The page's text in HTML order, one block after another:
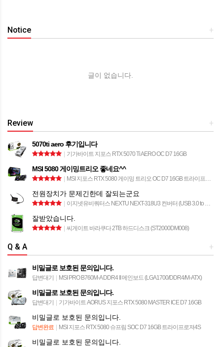
+
Notice
글이 없습니다.
+
Review
5070ti aero 후기입니다
기가바이트 지포스 RTX 5070 Ti AERO OC D7 16GB
MSI 5080 게이밍트리오 좋네요^^
MSI 지포스 RTX 5080 게이밍 트리오 OC D7 16GB 트라이프로져4
전원장치가 문제긴한데 잘되는군요
이지넷유비쿼터스 NEXTU NEXT-318U3 컨버터 (USB 3.0 to SATA)
잘받았습니다.
씨게이트 바라쿠다 2TB 하드디스크 (ST2000DM008)
+
Q & A
비밀글로 보호된 문의입니다.
답변대기 MSI PRO B760M-A DDR4 II 메인보드 (LGA1700/DDR4/M-ATX)
비밀글로 보호된 문의입니다.
답변대기 기가바이트 AORUS 지포스 RTX 5080 MASTER ICE D7 16GB
비밀글로 보호된 문의입니다.
답변완료 MSI 지포스 RTX 5080 슈프림 SOC D7 16GB 트라이프로져4S
비밀글로 보호된 문의입니다.